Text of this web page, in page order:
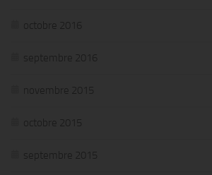
octobre 2016
septembre 2016
novembre 2015
octobre 2015
septembre 2015